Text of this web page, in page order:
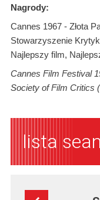
Nagrody:
Cannes 1967 - Złota
Stowarzyszenie
Najlepszy film,
Cannes Film Festival
Society of Film Critics
lista